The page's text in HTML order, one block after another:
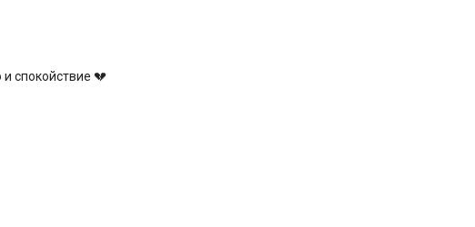
спокойствие 💔